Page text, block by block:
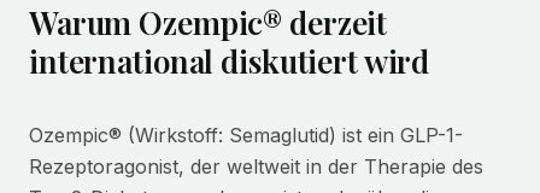
Warum Ozempic® derzeit
international diskutiert wird
Ozempic® (Wirkstoff: Semaglutid) ist ein GLP-1-
Rezeptoragonist, der weltweit in der Therapie des